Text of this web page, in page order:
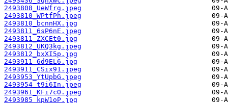
2493808_UeWfrg.jpeg
2493810_WPtfPh.jpeg
2493810_bcnnHX.jpg
2493811_6sP6nE.jpeg
2493811_ZXCEt0.jpg
2493812_UKQ3kg.jpeg
2493812_bxXI5p.jpg
2493911_6d9EL6.jpg
2493911_CSix91.jpeg
2493953_YtUpbG.jpeg
2493954_t9i6In.jpeg
2493961_KFi7cO.jpeg
2493985_kpW1oP.jpg